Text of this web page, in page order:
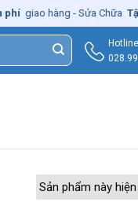
giao hàng - Sửa Chữa Tận
Hotline
Sản phẩm này